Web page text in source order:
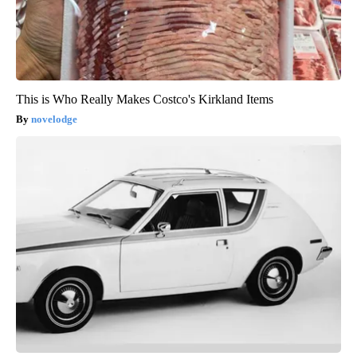
This is Who Really Makes Costco's Kirkland Items
novelodge